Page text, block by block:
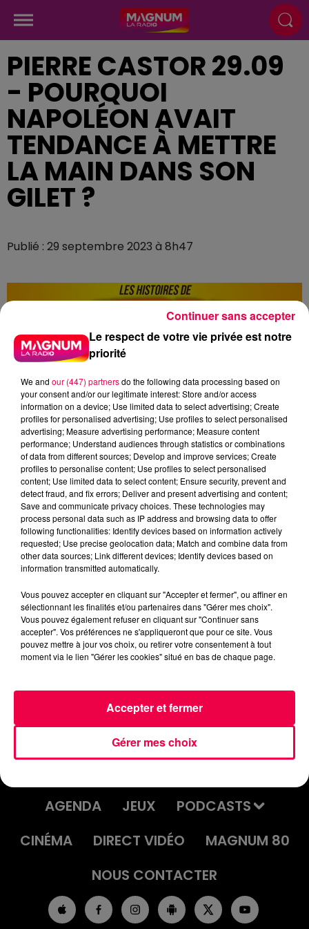
PIERRE CASTOR 29.09
- POURQUOI
NAPOLÉON AVAIT
TENDANCE À METTRE
LA MAIN DANS SON
GILET ?
Publié : 29 septembre 2023 à 8h47
podcasts/2023/09/Pierre-CASTOR-29.09-Pourquoi-
Napoleon-avait-tendance-a-mettre-la-main-dans-
son-gile
AGENDA
JEUX
PODCASTS
CINÉMA
DIRECT VIDÉO
MAGNUM 80
NOUS CONTACTER
Le respect de votre vie privée est notre
priorité
We and our (447) partnersdo the following data processing based on
your consent and/or our legitimate interest: Store and/or access
information on a device; Use limited data to select advertising; Create
profiles for personalised advertising; Use profiles to select personalised
advertising; Measure advertising performance; Measure content
performance; Understand audiences through statistics or combinations
of data from different sources; Develop and improve services; Create
profiles to personalise content; Use profiles to select personalised
content; Use limited data to select content; Ensure security, prevent and
detect fraud, and fix errors; Deliver and present advertising and content;
Save and communicate privacy choices. These technologies may
process personal data such as IP address and browsing data to offer
following functionalities: Identify devices based on information actively
requested; Use precise geolocation data; Match and combine data from
other data sources; Link different devices; Identify devices based on
information transmitted automatically.
Vous pouvez accepter en cliquant sur "Accepter et fermer", ou affiner en
sélectionnant les finalités et/ou partenaires dans "Gérer mes choix".
Vous pouvez également refuser en cliquant sur "Continuer sans
accepter". Vos préférences ne s'appliqueront que pour ce site. Vous
pouvez mettre à jour vos choix, ou retirer votre consentement à tout
moment via le lien "Gérer les cookies" situé en bas de chaque page.
Gérer mes choix
Accepter et fermer
Continuer sans accepter